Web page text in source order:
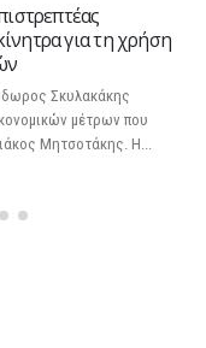
για τη χρήση
Σκυλακάκης
μέτρων που
Μητσοτάκης. Η...